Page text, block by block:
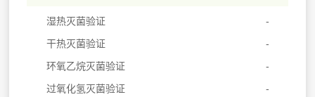
湿热灭菌验证
干热灭菌验证
环氧乙烷灭菌验证
过氧化氢灭菌验证